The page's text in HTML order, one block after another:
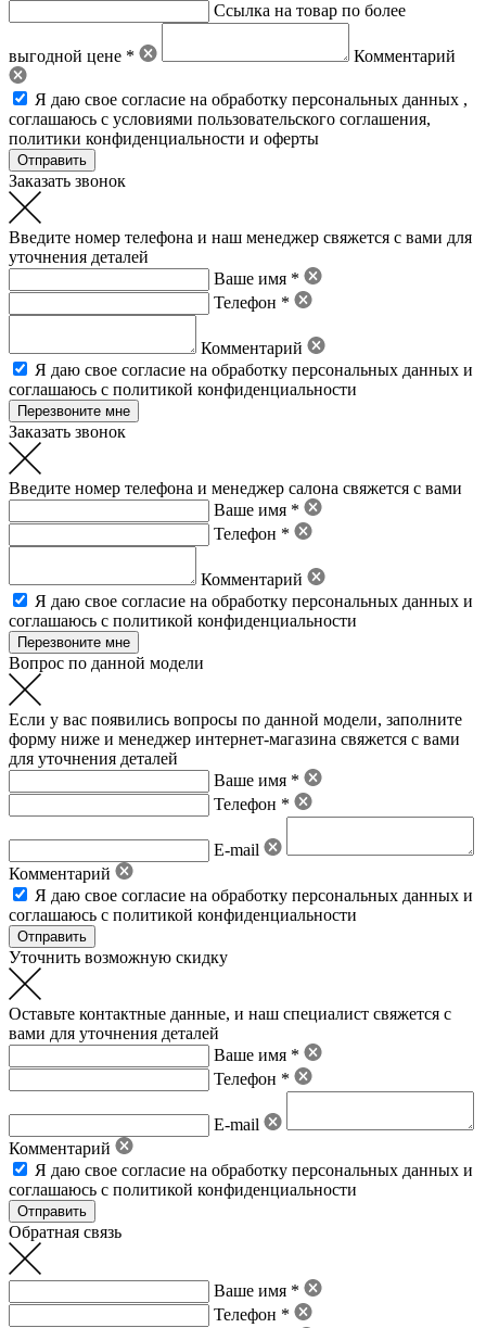
Ссылка на товар по более
выгодной цене * Комментарий
Я даю свое согласие на обработку персональных данных ,
соглашаюсь с условиями пользовательского соглашения,
политики конфиденциальности и оферты
Заказать звонок
Введите номер телефона и наш менеджер свяжется с вами для
уточнения деталей
Ваше имя *
Телефон *
Комментарий
Я даю свое согласие на обработку персональных данных и
соглашаюсь с политикой конфиденциальности
Заказать звонок
Введите номер телефона и менеджер салона свяжется с вами
Ваше имя *
Телефон *
Комментарий
Я даю свое согласие на обработку персональных данных и
соглашаюсь с политикой конфиденциальности
Вопрос по данной модели
Если у вас появились вопросы по данной модели, заполните
форму ниже и менеджер интернет-магазина свяжется с вами
для уточнения деталей
Ваше имя *
Телефон *
E-mail
Комментарий
Я даю свое согласие на обработку персональных данных и
соглашаюсь с политикой конфиденциальности
Уточнить возможную скидку
Оставьте контактные данные, и наш специалист свяжется с
вами для уточнения деталей
Ваше имя *
Телефон *
E-mail
Комментарий
Я даю свое согласие на обработку персональных данных и
соглашаюсь с политикой конфиденциальности
Обратная связь
Ваше имя *
Телефон *